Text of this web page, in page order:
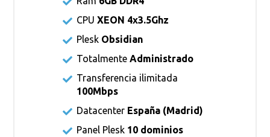
CPU XEON 4x3.5Ghz
Plesk Obsidian
Totalmente Administrado
Transferencia ilimitada
100Mbps
Datacenter España (Madrid)
Panel Plesk 10 dominios